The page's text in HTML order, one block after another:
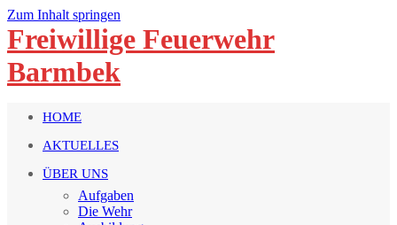
Zum Inhalt springen
Freiwillige Feuerwehr
Barmbek
HOME
AKTUELLES
ÜBER UNS
Aufgaben
Die Wehr